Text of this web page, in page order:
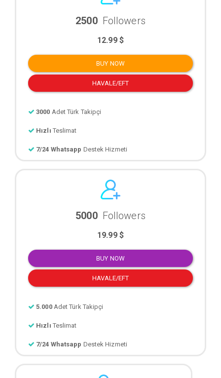
2500 Followers
12.99 $
BUY NOW
HAVALE/EFT
3000 Adet Türk Takipçi
Hızlı Teslimat
7/24 Whatsapp Destek Hizmeti
5000 Followers
19.99 $
BUY NOW
HAVALE/EFT
5.000 Adet Türk Takipçi
Hızlı Teslimat
7/24 Whatsapp Destek Hizmeti